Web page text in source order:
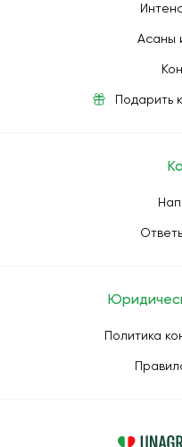
Асаны
Подарить
Политика